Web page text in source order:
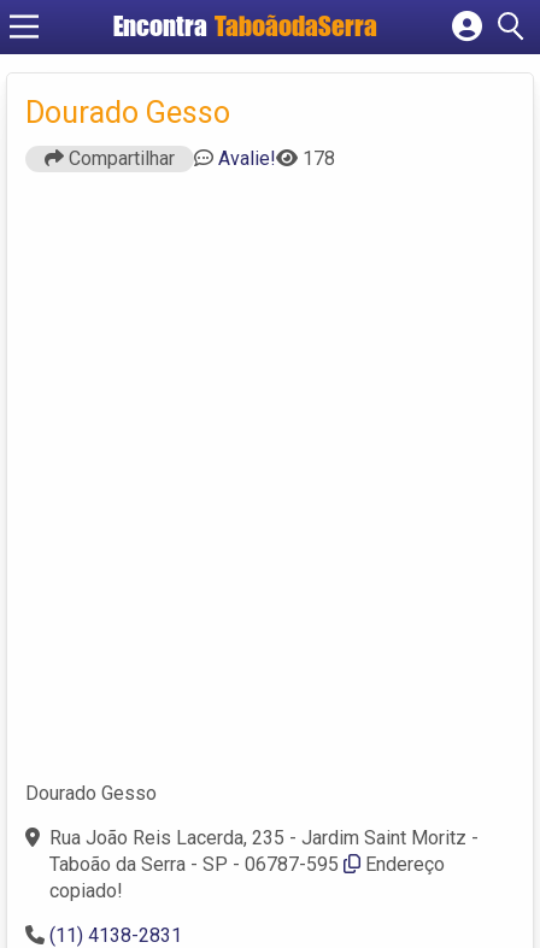
Encontra TaboãodaSerra
Cadastrar empresa
Dourado Gesso
Compartilhar Avalie! 178
Dourado Gesso
Rua João Reis Lacerda, 235 - Jardim Saint Moritz -
Taboão da Serra - SP - 06787-595
Endereço
copiado!
(11) 4138-2831